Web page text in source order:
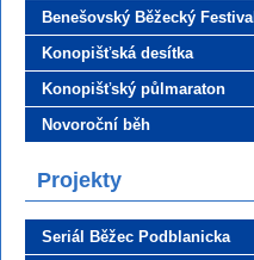
Benešovský Běžecký Festival
Konopišťská desítka
Konopišťský půlmaraton
Novoroční běh
Projekty
Seriál Běžec Podblanicka